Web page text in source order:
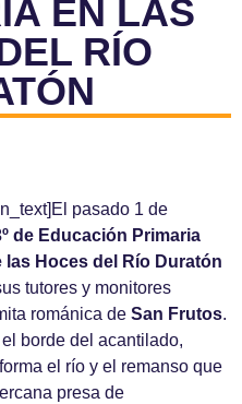
EN LAS
RÍO
pasado 1 de
de Educación Primaria
las Hoces del Río Duratón
tutores y monitores
románica de San Frutos.
borde del acantilado,
el río y el remanso que
presa de